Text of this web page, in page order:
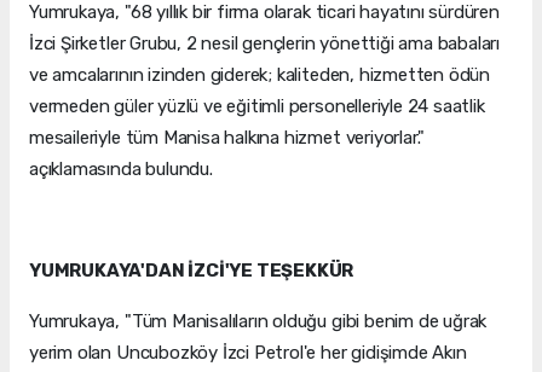
Yumrukaya, "68 yıllık bir firma olarak ticari hayatını sürdüren
İzci Şirketler Grubu, 2 nesil gençlerin yönettiği ama babaları
ve amcalarının izinden giderek; kaliteden, hizmetten ödün
vermeden güler yüzlü ve eğitimli personelleriyle 24 saatlik
mesaileriyle tüm Manisa halkına hizmet veriyorlar."
açıklamasında bulundu.
YUMRUKAYA'DAN İZCİ'YE TEŞEKKÜR
Yumrukaya, "Tüm Manisalıların olduğu gibi benim de uğrak
yerim olan Uncubozköy İzci Petrol'e her gidişimde Akın